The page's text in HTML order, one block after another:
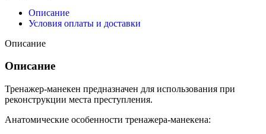
Описание
Условия оплаты и доставки
Описание
Описание
Тренажер-манекен предназначен для использования при
реконструкции места преступления.
Анатомические особенности тренажера-манекена: